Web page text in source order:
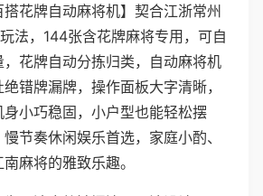
搭花牌自动麻将机】契合江浙常州
法，144张含花牌麻将专用，可自
花牌自动分拣归类，自动麻将机
错牌漏牌，操作面板大字清晰，
小巧稳固，小户型也能轻松摆
节奏休闲娱乐首选，家庭小酌、
麻将的雅致乐趣。